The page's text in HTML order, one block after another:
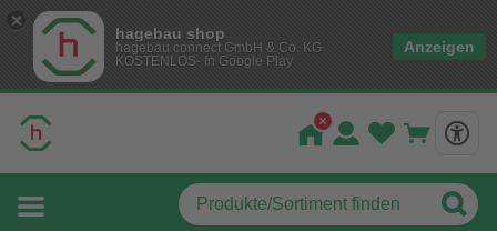
hagebau shop
hagebau connect GmbH & Co. KG
KOSTENLOS- In Google Play
Anzeigen